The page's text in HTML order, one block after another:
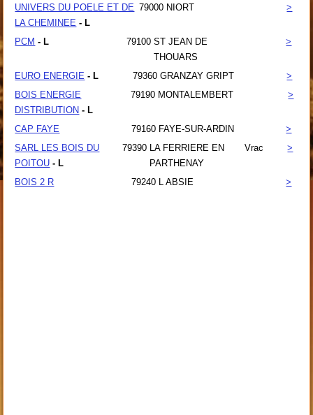
UNIVERS DU POELE ET DE
LA CHEMINEE - L
79000 NIORT >
PCM - L 79100 ST JEAN DE
THOUARS
>
EURO ENERGIE - L 79360 GRANZAY GRIPT
>
BOIS ENERGIE
DISTRIBUTION - L
79190 MONTALEMBERT >
CAP FAYE 79160 FAYE-SUR-ARDIN
>
SARL LES BOIS DU
POITOU - L
79390
LA FERRIERE EN
PARTHENAY
Vrac >
BOIS 2 R 79240 L ABSIE >